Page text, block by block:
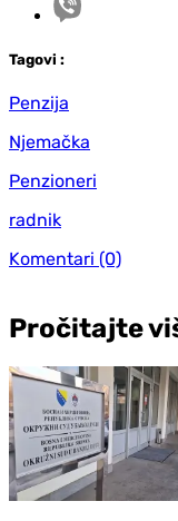
Tagovi :
Penzija
Njemačka
Penzioneri
radnik
Komentari (0)
Pročitajte